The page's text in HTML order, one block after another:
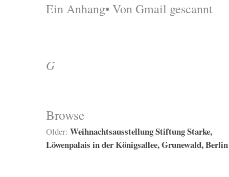
Ein Anhang• Von Gmail gescannt
G
Browse
Older: Weihnachtsausstellung Stiftung Starke,
Löwenpalais in der Königsallee, Grunewald, Berlin